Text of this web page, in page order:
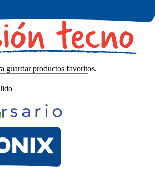
guardar productos favoritos.